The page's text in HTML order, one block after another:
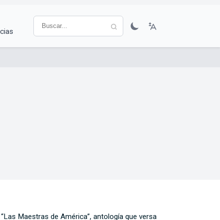
Maestras de América”, antología que versa